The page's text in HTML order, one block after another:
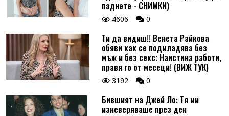
паднете - СНИМКИ)
4606 0
Ти да видиш!! Венета Райкова
обяви как се подмладява без
мъж и без секс: Наистина работи,
правя го от месеци! (ВИЖ ТУК)
3192 0
Бившият на Джей Ло: Тя ми
изневеряваше през ден